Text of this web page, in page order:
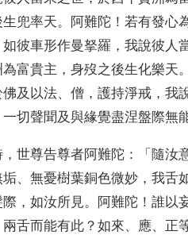
生兜率天。 阿難陀 ！若有發心
如彼車形作曼拏羅 ，我說彼人
為富貴主 ，身歿之後生化樂天
佛及以法、僧 ，護持淨戒 ，我
一切聲聞及與緣覺盡涅盤際無
，世尊告尊者阿難陀 ：「 隨汝
垢、無憂樹葉銅色微妙 ，我舌
際 ，如汝所見。 阿難陀 ！誰以
兩舌而能有此 ？如來、 應、
正